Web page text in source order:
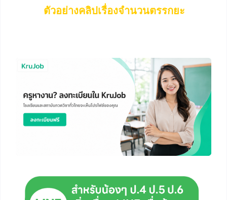
ตัวอย่างคลิปเรื่องจำนวนตรรกยะ